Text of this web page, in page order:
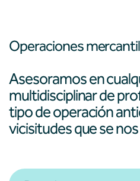
Operaciones
Asesoramos en
multidisciplinar de
tipo de operación
vicisitudes que se